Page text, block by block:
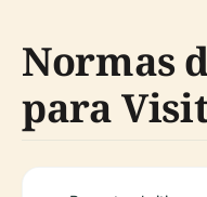
Normas
para